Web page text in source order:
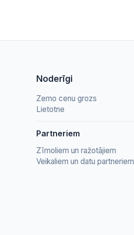
Noderīgi
Zemo cenu grozs
Lietotne
Partneriem
Zīmoliem un ražotājiem
Veikaliem un datu partneriem